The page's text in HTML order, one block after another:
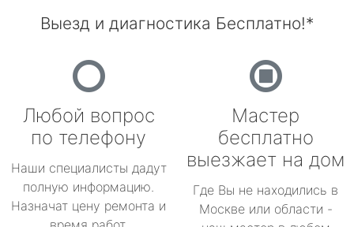
Выезд и диагностика Бесплатно!*
Любой вопрос
по телефону
Наши специалисты дадут
полную информацию.
Назначат цену ремонта и
Мастер
бесплатно
выезжает на дом
Где Вы не находились в
Москве или области -